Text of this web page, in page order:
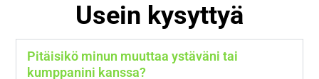
Usein kysyttyä
Pitäisikö minun muuttaa ystäväni tai
kumppanini kanssa?